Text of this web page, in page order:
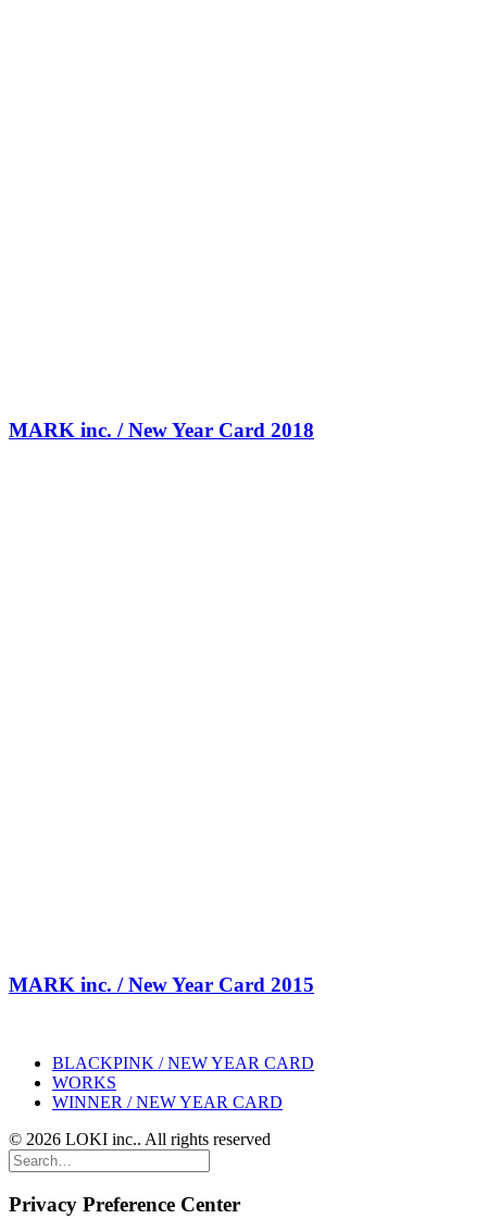
MARK inc. / New Year Card 2018
MARK inc. / New Year Card 2015
BLACKPINK / NEW YEAR CARD
WORKS
WINNER / NEW YEAR CARD
© 2026 LOKI inc.. All rights reserved
Privacy Preference Center